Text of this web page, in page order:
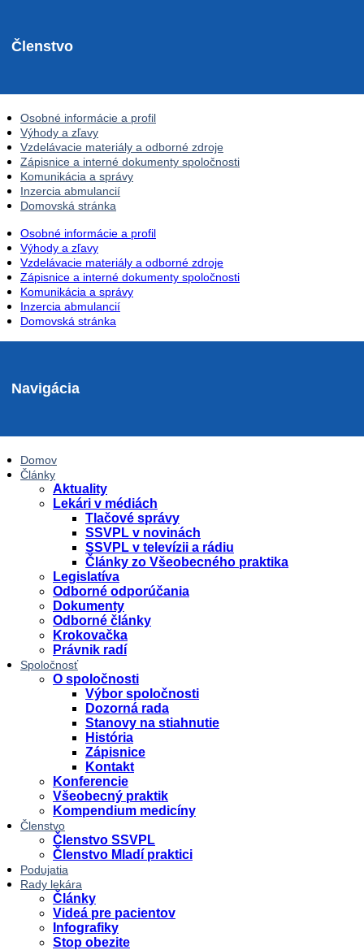
Členstvo
Osobné informácie a profil
Výhody a zľavy
Vzdelávacie materiály a odborné zdroje
Zápisnice a interné dokumenty spoločnosti
Komunikácia a správy
Inzercia abmulancií
Domovská stránka
Osobné informácie a profil
Výhody a zľavy
Vzdelávacie materiály a odborné zdroje
Zápisnice a interné dokumenty spoločnosti
Komunikácia a správy
Inzercia abmulancií
Domovská stránka
Navigácia
Domov
Články
Aktuality
Lekári v médiách
Tlačové správy
SSVPL v novinách
SSVPL v televízii a rádiu
Články zo Všeobecného praktika
Legislatíva
Odborné odporúčania
Dokumenty
Odborné články
Krokovačka
Právnik radí
Spoločnosť
O spoločnosti
Výbor spoločnosti
Dozorná rada
Stanovy na stiahnutie
História
Zápisnice
Kontakt
Konferencie
Všeobecný praktik
Kompendium medicíny
Členstvo
Členstvo SSVPL
Členstvo Mladí praktici
Podujatia
Rady lekára
Články
Videá pre pacientov
Infografiky
Stop obezite